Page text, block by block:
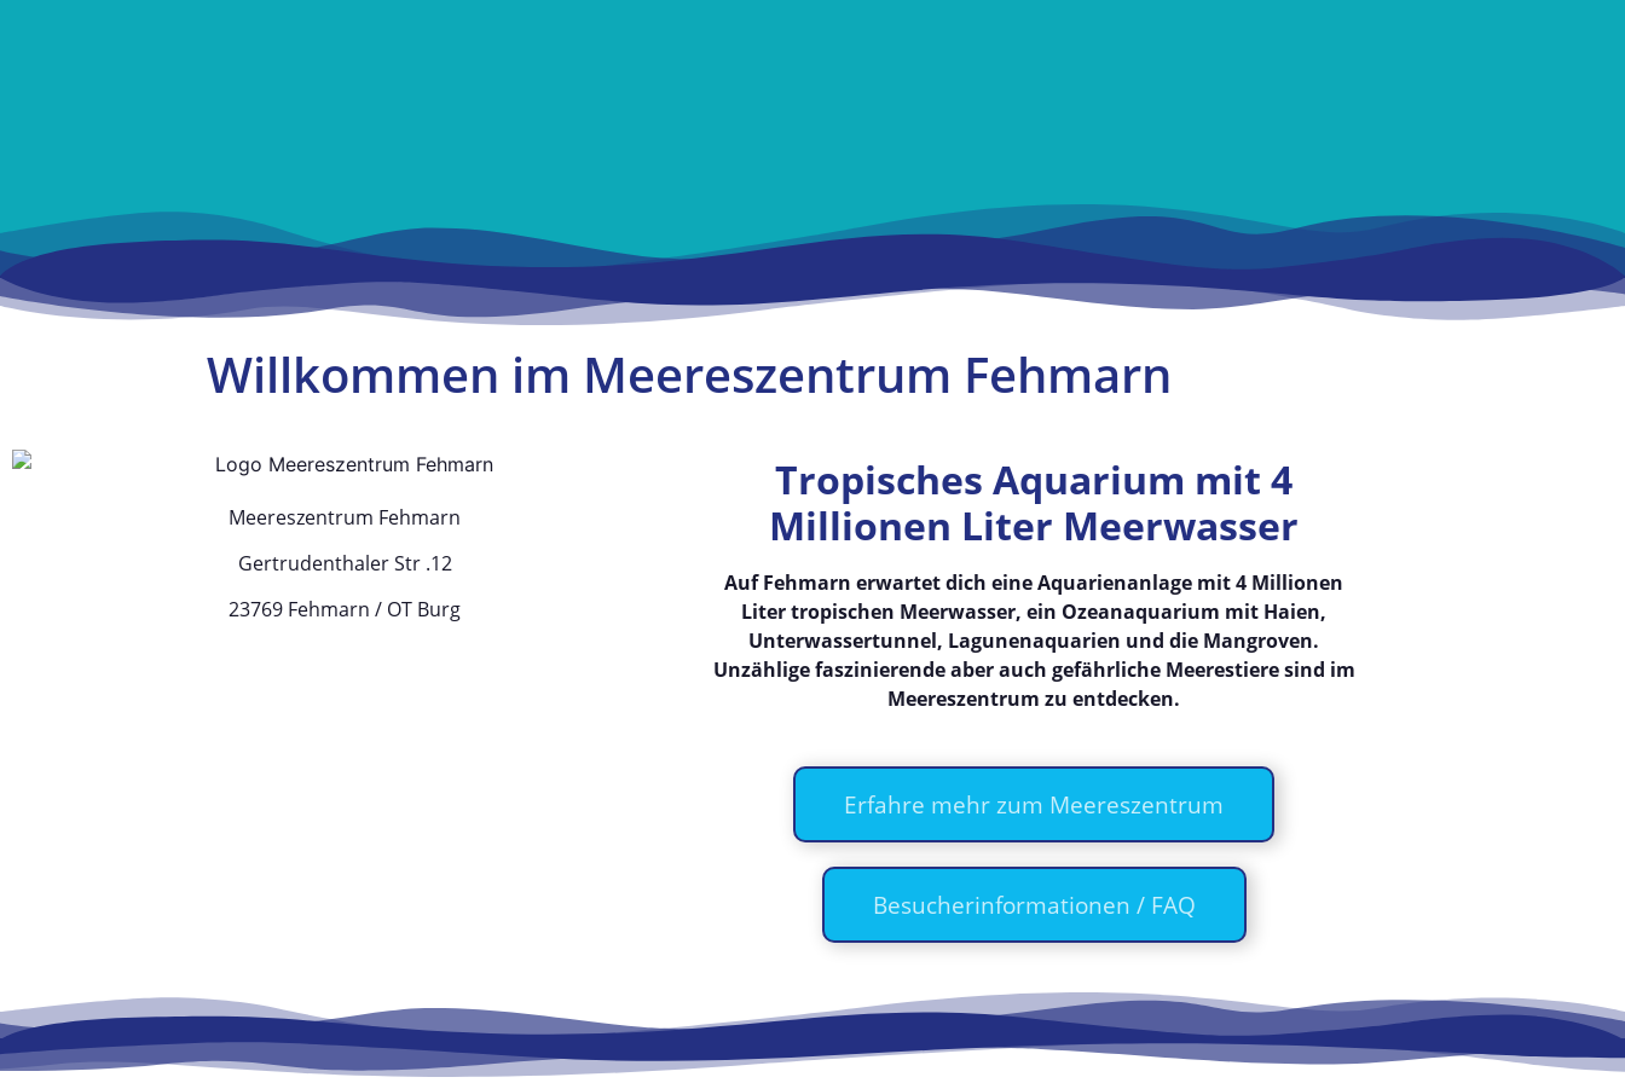
Meereszentrum Fehmarn
Tropisches Aquarium mit 4 Mio.
Liter Meerwasser
Willkommen im Meereszentrum Fehmarn
Meereszentrum Fehmarn
Gertrudenthaler Str .12
23769 Fehmarn / OT Burg
Tropisches Aquarium mit 4
Millionen Liter Meerwasser
Auf Fehmarn erwartet dich eine Aquarienanlage mit 4 Millionen
Liter tropischen Meerwasser, ein Ozeanaquarium mit Haien,
Unterwassertunnel, Lagunenaquarien und die Mangroven.
Unzählige faszinierende aber auch gefährliche Meerestiere sind im
Meereszentrum zu entdecken.
Erfahre mehr zum Meereszentrum
Besucherinformationen / FAQ